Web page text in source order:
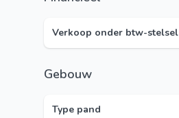
Verkoop onder btw-stelsel
Gebouw
Type pand